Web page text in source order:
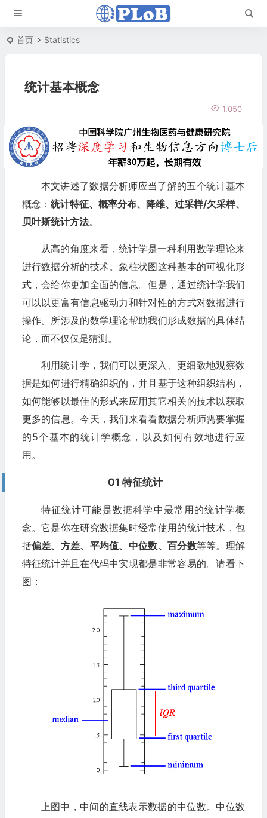
首页 Statistics
统计基本概念
1,050
本文讲述了数据分析师应当了解的五个统计基本
概念： 统计特征、概率分布、降维、过采样/欠采样、
贝叶斯统计方法。
从高的角度来看，统计学是一种利用数学理论来
进行数据分析的技术。象柱状图这种基本的可视化形
式，会给你更加全面的信息。但是，通过统计学我们
可以以更富有信息驱动力和针对性的方式对数据进行
操作。所涉及的数学理论帮助我们形成数据的具体结
论，而不仅仅是猜测。
利用统计学，我们可以更深入、更细致地观察数
据是如何进行精确组织的，并且基于这种组织结构，
如何能够以最佳的形式来应用其它相关的技术以获取
更多的信息。今天，我们来看看数据分析师需要掌握
的5个基本的统计学概念，以及如何有效地进行应
用。
01 特征统计
特征统计可能是数据科学中最常用的统计学概
念。它是你在研究数据集时经常使用的统计技术，包
括偏差、方差、平均值、中位数、百分数等等。理解
特征统计并且在代码中实现都是非常容易的。请看下
图：
上图中，中间的直线表示数据的中位数。中位数